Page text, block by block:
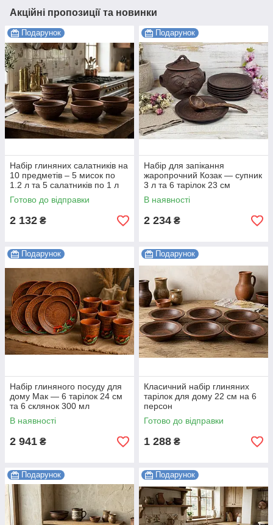
Акційні пропозиції та новинки
Подарунок
Набір глиняних салатників на
10 предметів – 5 мисок по
1.2 л та 5 салатників по 1 л
Готово до відправки
2 132 ₴
Подарунок
Набір для запікання
жаропрочний Козак — супник
3 л та 6 тарілок 23 см
В наявності
2 234 ₴
Подарунок
Набір глиняного посуду для
дому Мак — 6 тарілок 24 см
та 6 склянок 300 мл
В наявності
2 941 ₴
Подарунок
Класичний набір глиняних
тарілок для дому 22 см на 6
персон
Готово до відправки
1 288 ₴
Подарунок Подарунок